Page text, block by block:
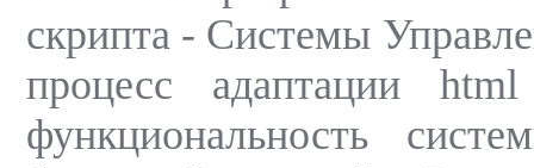
скрипта - Системы
процесс адаптации
функциональность